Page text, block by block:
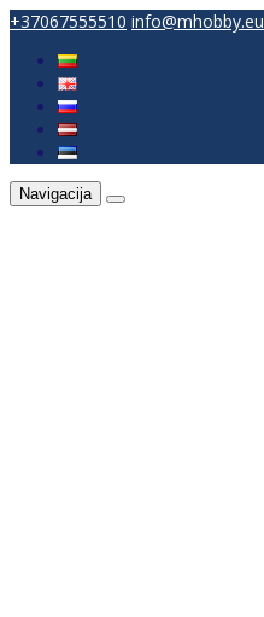
+37067555510 info@mhobby.eu
Navigacija